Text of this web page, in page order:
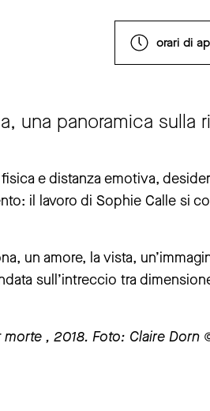
orari di
della chiusura del Museo
chiusa da giovedì 25 giugno a
si muore” resterà chiusa da
una panoramica sulla
e distanza emotiva,
il lavoro di Sophie Calle si
un amore, la vista,
sull’intreccio tra
, 2018. Foto: Claire Dorn